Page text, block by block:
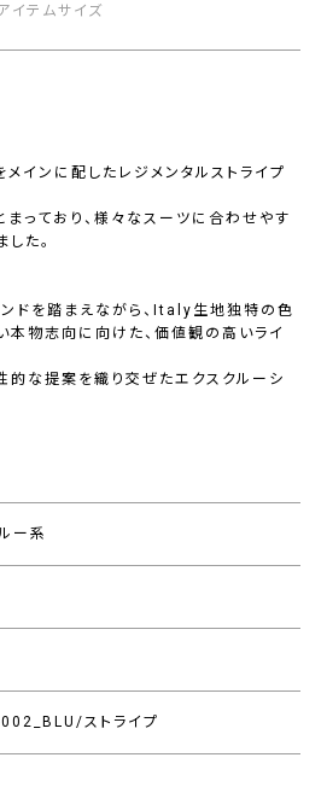
イテムサイズ
インに配したレジメンタルストライプ
っており、様々なスーツに合わせやす
た。
ドを踏まえながら、Italy生地独特の色
物志向に向けた、価値観の高いライ
的な提案を織り交ぜたエクスクルーシ
ー系
ストライプ